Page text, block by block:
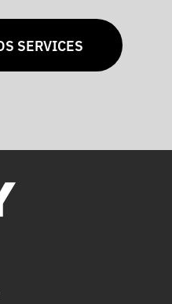
SERVICES